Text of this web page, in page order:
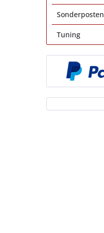
Sonderposten
Tuning